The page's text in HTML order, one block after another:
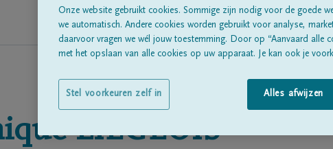
Alle
LIEGEOIS
Onze website gebruikt cookies. Sommige zijn nodig voor de goede
we automatisch. Andere cookies worden gebruikt voor analyse,
daarvoor vragen we wél jouw toestemming. Door op “Aanvaard alle
met het opslaan van alle cookies op uw apparaat. Je kan ook je
Alles afwijzen
Stel voorkeuren zelf in